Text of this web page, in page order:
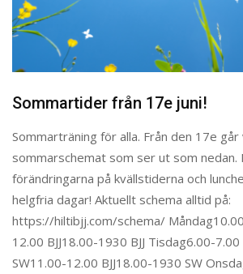
Sommartider från 17e juni!
Sommarträning för alla. Från den 17e
sommarschemat som ser ut som nedan.
förändringarna på kvällstiderna och
helgfria dagar! Aktuellt schema alltid på:
https://hiltibjj.com/schema/
12.00 BJJ18.00-1930 BJJ Tisdag6.00-7.00
SW11.00-12.00 BJJ18.00-1930 SW